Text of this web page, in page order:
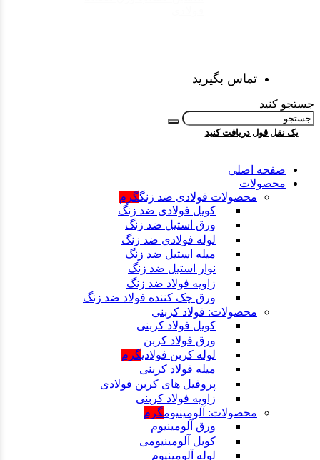
تماس بگیرید
جستجو کنید
یک نقل قول دریافت کنید
صفحه اصلی
محصولات
محصولات فولادی ضد زنگگرم
کویل فولادی ضد زنگ
ورق استیل ضد زنگ
لوله فولادی ضد زنگ
میله استیل ضد زنگ
نوار استیل ضد زنگ
زاویه فولاد ضد زنگ
ورق چک کننده فولاد ضد زنگ
محصولات: فولاد کربنی
کویل فولاد کربنی
ورق فولاد کربن
لوله کربن فولادیگرم
میله فولاد کربنی
پروفیل های کربن فولادی
زاویه فولاد کربنی
محصولات: آلومینیومگرم
ورق آلومینیوم
کویل آلومینیومی
لوله آلومینیوم